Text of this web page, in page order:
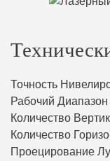
Точность
Рабочий
Количество
Количество
Проецирование